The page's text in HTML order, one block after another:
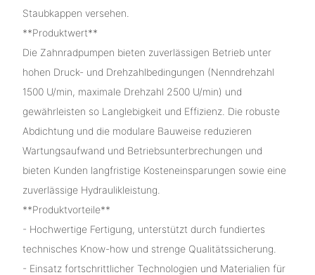
Staubkappen versehen.
**Produktwert**
Die Zahnradpumpen bieten zuverlässigen Betrieb unter
hohen Druck- und Drehzahlbedingungen (Nenndrehzahl
1500 U/min, maximale Drehzahl 2500 U/min) und
gewährleisten so Langlebigkeit und Effizienz. Die robuste
Abdichtung und die modulare Bauweise reduzieren
Wartungsaufwand und Betriebsunterbrechungen und
bieten Kunden langfristige Kosteneinsparungen sowie eine
zuverlässige Hydraulikleistung.
**Produktvorteile**
- Hochwertige Fertigung, unterstützt durch fundiertes
technisches Know-how und strenge Qualitätssicherung.
- Einsatz fortschrittlicher Technologien und Materialien für